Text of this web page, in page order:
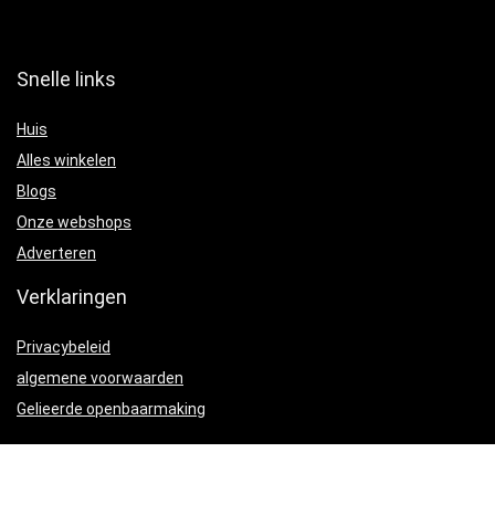
Snelle links
Huis
Alles winkelen
Blogs
Onze webshops
Adverteren
Verklaringen
Privacybeleid
algemene voorwaarden
Gelieerde openbaarmaking